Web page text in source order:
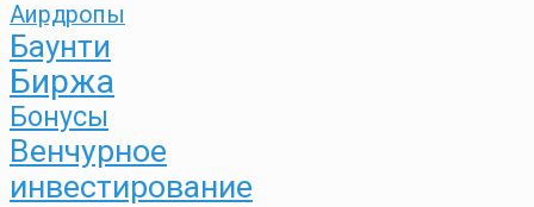
Аирдропы
Баунти
Биржа
Бонусы
Венчурное
инвестирование